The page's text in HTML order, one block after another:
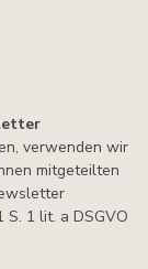
verwenden wir
mitgeteilten
1 lit. a DSGVO